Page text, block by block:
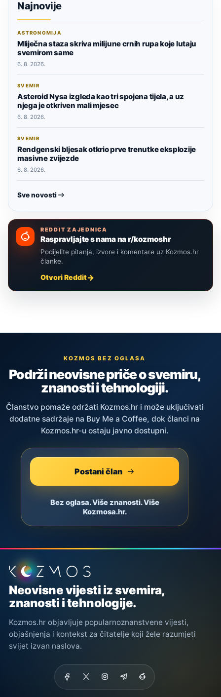
Najnovije
ASTRONOMIJA
Mliječna staza skriva milijune crnih rupa koje lutaju
svemirom same
6. 8. 2026.
SVEMIR
Asteroid Nysa izgleda kao tri spojena tijela, a uz
njega je otkriven mali mjesec
6. 8. 2026.
SVEMIR
Rendgenski bljesak otkrio prve trenutke eksplozije
masivne zvijezde
6. 8. 2026.
Sve novosti
REDDIT ZAJEDNICA
Raspravljajte s nama na r/kozmoshr
Podijelite pitanja, izvore i komentare uz Kozmos.hr
članke.
Otvori Reddit
KOZMOS BEZ OGLASA
Podrži neovisne priče o svemiru,
znanosti i tehnologiji.
Članstvo pomaže održati Kozmos.hr i može uključivati
dodatne sadržaje na Buy Me a Coffee, dok članci na
Kozmos.hr-u ostaju javno dostupni.
Postani član
Bez oglasa. Više znanosti. Više
Kozmosa.hr.
Podnožje stranice
Neovisne vijesti iz svemira,
znanosti i tehnologije.
Kozmos.hr objavljuje popularnoznanstvene vijesti,
objašnjenja i kontekst za čitatelje koji žele razumjeti
svijet izvan naslova.